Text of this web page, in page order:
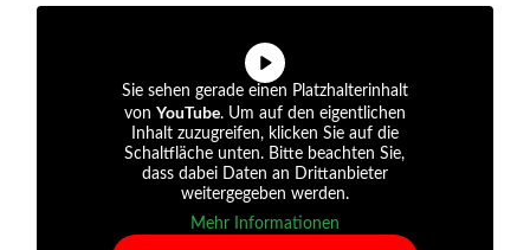
Sie sehen gerade einen Platzhalterinhalt
von YouTube. Um auf den eigentlichen
Inhalt zuzugreifen, klicken Sie auf die
Schaltfläche unten. Bitte beachten Sie,
dass dabei Daten an Drittanbieter
weitergegeben werden.
Mehr Informationen